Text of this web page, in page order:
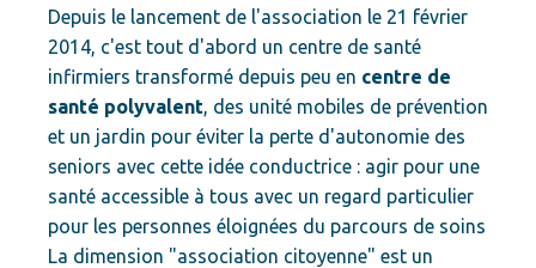
Depuis le lancement de l'association le 21 février
2014, c'est tout d'abord un centre de santé
infirmiers transformé depuis peu en centre de
santé polyvalent, des unité mobiles de prévention
et un jardin pour éviter la perte d'autonomie des
seniors avec cette idée conductrice : agir pour une
santé accessible à tous avec un regard particulier
pour les personnes éloignées du parcours de soins
La dimension "association citoyenne" est un